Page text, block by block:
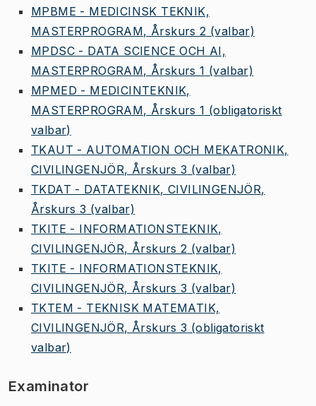
MPBME - MEDICINSK TEKNIK,
MASTERPROGRAM, Årskurs 2 (valbar)
MPDSC - DATA SCIENCE OCH AI,
MASTERPROGRAM, Årskurs 1 (valbar)
MPMED - MEDICINTEKNIK,
MASTERPROGRAM, Årskurs 1 (obligatoriskt
valbar)
TKAUT - AUTOMATION OCH MEKATRONIK,
CIVILINGENJÖR, Årskurs 3 (valbar)
TKDAT - DATATEKNIK, CIVILINGENJÖR,
Årskurs 3 (valbar)
TKITE - INFORMATIONSTEKNIK,
CIVILINGENJÖR, Årskurs 2 (valbar)
TKITE - INFORMATIONSTEKNIK,
CIVILINGENJÖR, Årskurs 3 (valbar)
TKTEM - TEKNISK MATEMATIK,
CIVILINGENJÖR, Årskurs 3 (obligatoriskt
valbar)
Examinator